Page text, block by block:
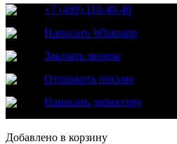
+7 (499) 110-49-40
Написать Whatsapp
Заказать звонок
Отправить письмо
Написать директору
Добавлено в корзину